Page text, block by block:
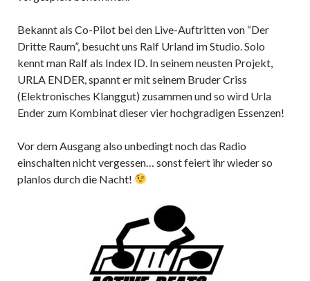
Bekannt als Co-Pilot bei den Live-Auftritten von “Der
Dritte Raum”, besucht uns Ralf Urland im Studio. Solo
kennt man Ralf als Index ID. In seinem neusten Projekt,
URLA ENDER, spannt er mit seinem Bruder Criss
(Elektronisches Klanggut) zusammen und so wird Urla
Ender zum Kombinat dieser vier hochgradigen Essenzen!
Vor dem Ausgang also unbedingt noch das Radio
einschalten nicht vergessen… sonst feiert ihr wieder so
planlos durch die Nacht!